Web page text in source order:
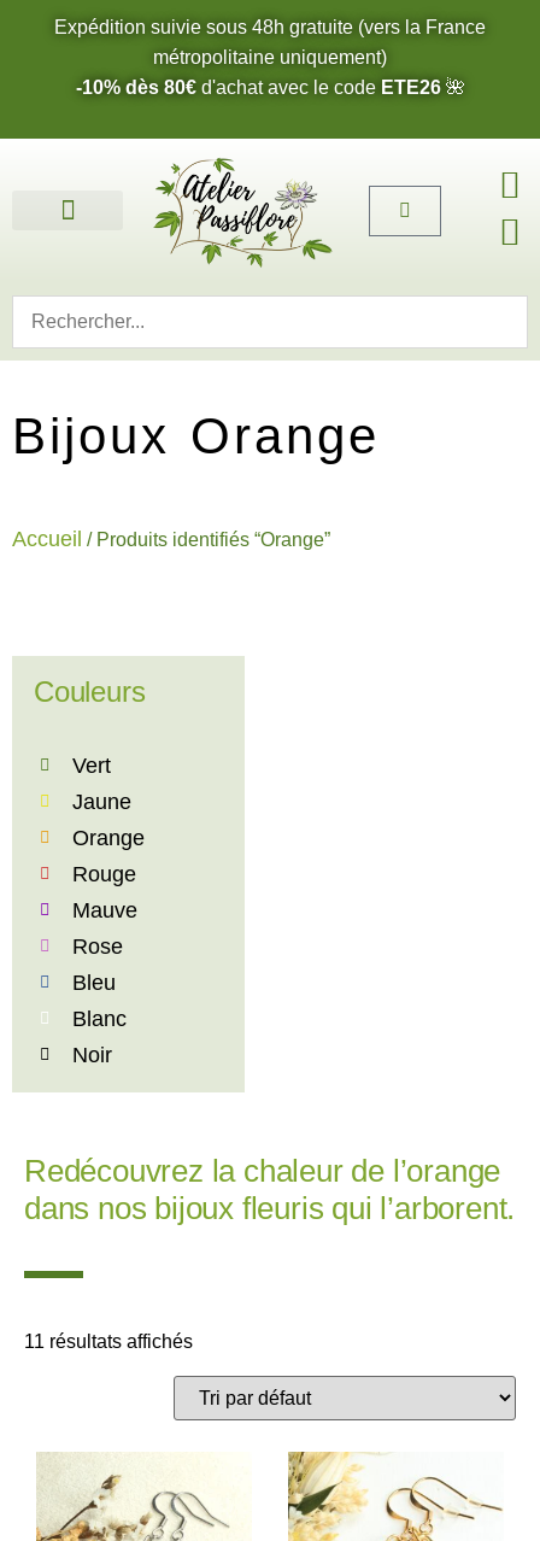
Expédition suivie sous 48h gratuite (vers la France
métropolitaine uniquement)
-10% dès 80€d'achat avec le code ETE26🌺
Bijoux Orange
Accueil / Produits identifiés “Orange”
Couleurs
Vert
Jaune
Orange
Rouge
Mauve
Rose
Bleu
Blanc
Noir
Redécouvrez la chaleur de l’orange
dans nos bijoux fleuris qui l’arborent.
11 résultats affichés